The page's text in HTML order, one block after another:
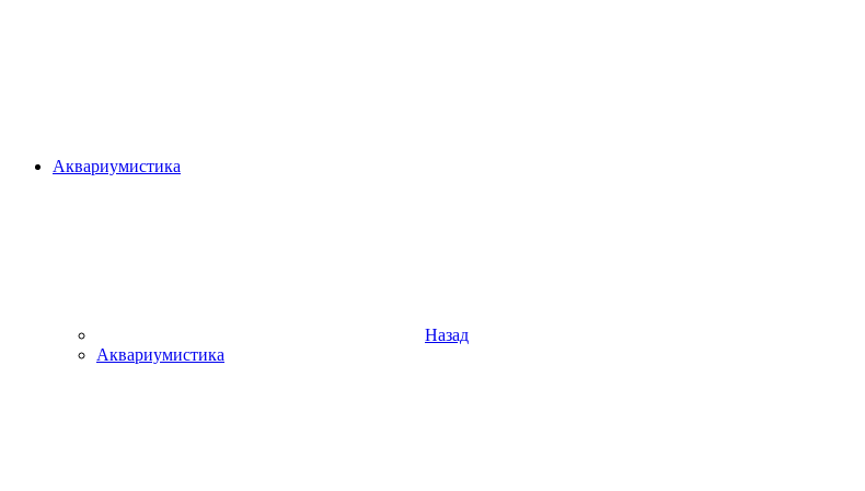
Аквариумистика
Назад
Аквариумистика